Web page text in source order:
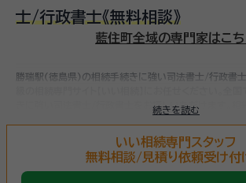
士/行政書士《無料相談》
藍住町全域の専門家はこち
続きを読む
勝瑞駅(徳島県)の相続手続きに強い司法書士/行政書士
きに強い司法書士/行政書士をお探しいただけます。
財産が基礎控除額を超えていた場合）など多岐に渡る
まずは相談しましょう。
いい相続専門スタッフ
無料相談/見積り依頼受け付